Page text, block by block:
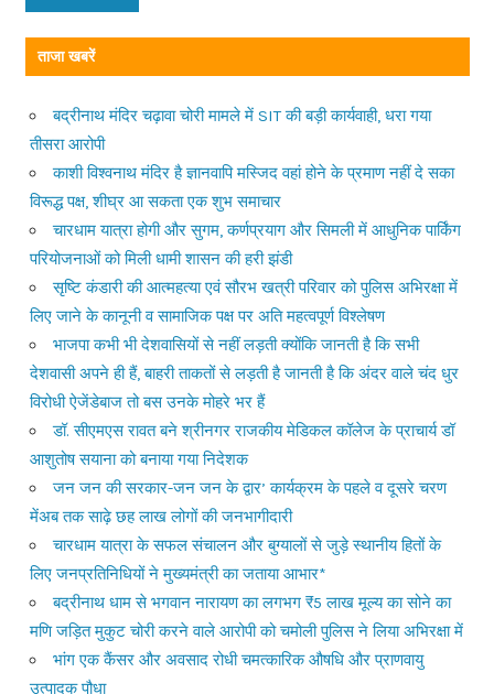
ताजा खबरें
बद्रीनाथ मंदिर चढ़ावा चोरी मामले में SIT की बड़ी कार्यवाही, धरा गया
तीसरा आरोपी
काशी विश्वनाथ मंदिर है ज्ञानवापि मस्जिद वहां होने के प्रमाण नहीं दे सका
विरूद्ध पक्ष, शीघ्र आ सकता एक शुभ समाचार
चारधाम यात्रा होगी और सुगम, कर्णप्रयाग और सिमली में आधुनिक पार्किंग
परियोजनाओं को मिली धामी शासन की हरी झंडी
सृष्टि कंडारी की आत्महत्या एवं सौरभ खत्री परिवार को पुलिस अभिरक्षा में
लिए जाने के कानूनी व सामाजिक पक्ष पर अति महत्वपूर्ण विश्लेषण
भाजपा कभी भी देशवासियों से नहीं लड़ती क्योंकि जानती है कि सभी
देशवासी अपने ही हैं, बाहरी ताकतों से लड़ती है जानती है कि अंदर वाले चंद धुर
विरोधी ऐजेंडेबाज तो बस उनके मोहरे भर हैं
डॉ. सीएमएस रावत बने श्रीनगर राजकीय मेडिकल कॉलेज के प्राचार्य डॉ
आशुतोष सयाना को बनाया गया निदेशक
जन जन की सरकार-जन जन के द्वार’ कार्यक्रम के पहले व दूसरे चरण
मेंअब तक साढ़े छह लाख लोगों की जनभागीदारी
चारधाम यात्रा के सफल संचालन और बुग्यालों से जुड़े स्थानीय हितों के
लिए जनप्रतिनिधियों ने मुख्यमंत्री का जताया आभार*
बद्रीनाथ धाम से भगवान नारायण का लगभग ₹5 लाख मूल्य का सोने का
मणि जड़ित मुकुट चोरी करने वाले आरोपी को चमोली पुलिस ने लिया अभिरक्षा में
भांग एक कैंसर और अवसाद रोधी चमत्कारिक औषधि और प्राणवायु
उत्पादक पौधा